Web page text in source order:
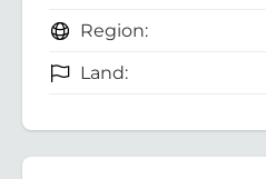
Region:
Land: